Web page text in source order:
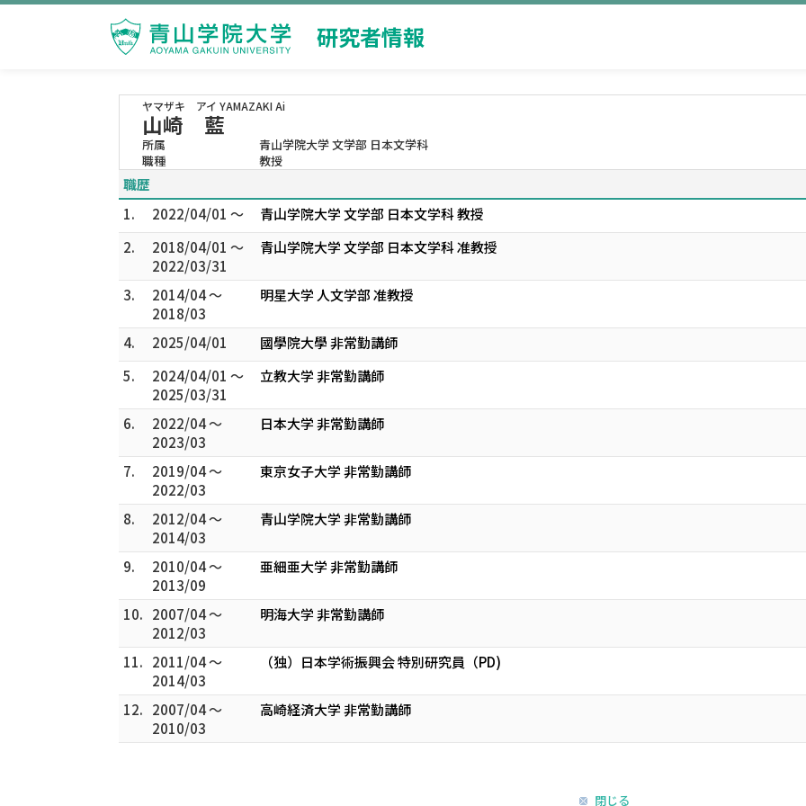
研究者情報
ヤマザキ アイ YAMAZAKI Ai
山崎 藍
所属
青山学院大学 文学部 日本文学科
職種
教授
職歴
1.
2022/04/01 ～
青山学院大学 文学部 日本文学科 教授
2.
2018/04/01 ～
2022/03/31
青山学院大学 文学部 日本文学科 准教授
3.
2014/04 ～
2018/03
明星大学 人文学部 准教授
4. 2025/04/01
國學院大學 非常勤講師
5.
2024/04/01 ～
2025/03/31
立教大学 非常勤講師
6.
2022/04 ～
2023/03
日本大学 非常勤講師
7.
2019/04 ～
2022/03
東京女子大学 非常勤講師
8.
2012/04 ～
2014/03
青山学院大学 非常勤講師
9.
2010/04 ～
2013/09
亜細亜大学 非常勤講師
10. 2007/04 ～
2012/03
明海大学 非常勤講師
11. 2011/04 ～
2014/03
（独）日本学術振興会 特別研究員（PD)
12. 2007/04 ～
2010/03
高崎経済大学 非常勤講師
閉じる